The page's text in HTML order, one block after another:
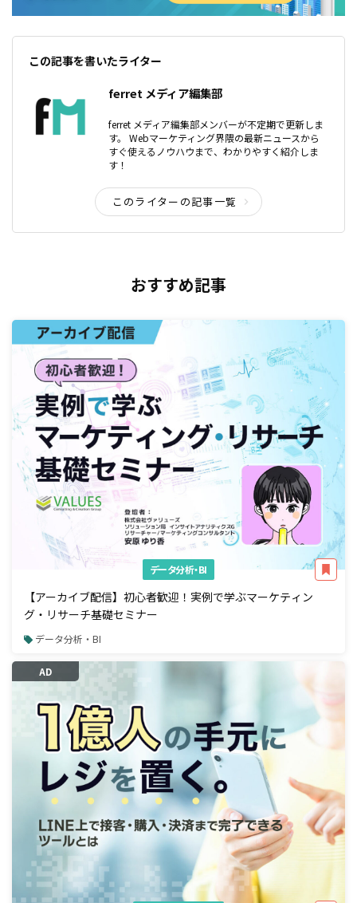
この記事を書いたライター
ferret メディア編集部
ferret メディア編集部メンバーが不定期で更新しま
す。 Webマーケティング界隈の最新ニュースから
すぐ使えるノウハウまで、わかりやすく紹介しま
す！
このライターの記事一覧
おすすめ記事
データ分析・BI
【アーカイブ配信】初心者歓迎！実例で学ぶマーケティン
グ・リサーチ基礎セミナー
データ分析・BI
AD